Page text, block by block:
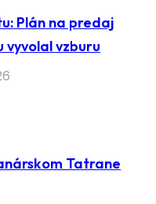
Plán na predaj
vyvolal vzburu
Tatrane